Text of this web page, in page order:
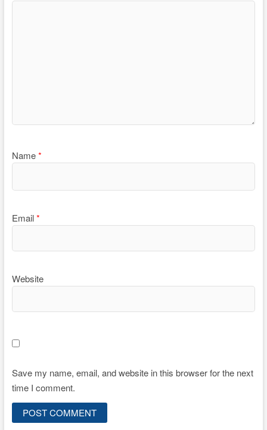
Name*
Email*
Website
Save my name, email, and website in this browser for the next
time I comment.